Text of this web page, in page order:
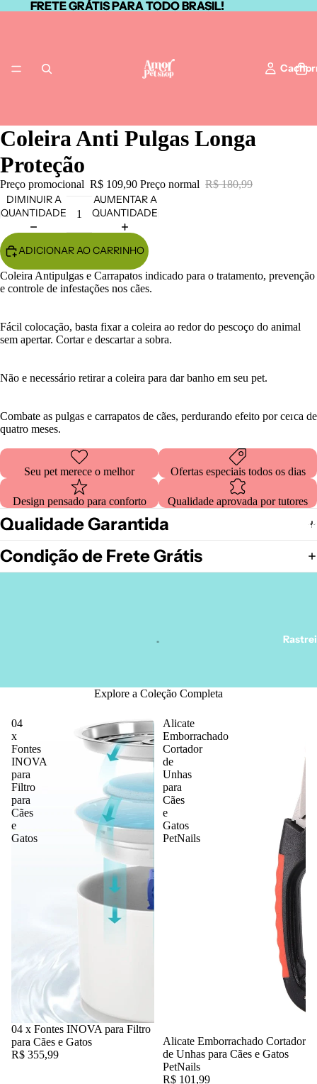
FRETE GRÁTIS PARA TODO BRASIL!
FRETE GRÁTIS PARA TODO BRASIL!
Mais
Coleira Anti Pulgas Longa
Proteção
Preço promocional R$ 109,90 Preço normal R$ 180,99
DIMINUIR A
QUANTIDADE
AUMENTAR A
QUANTIDADE
ADICIONAR AO CARRINHO
Coleira Antipulgas e Carrapatos indicado para o tratamento, prevenção
e controle de infestações nos cães.
Fácil colocação, basta fixar a coleira ao redor do pescoço do animal
sem apertar. Cortar e descartar a sobra.
Não e necessário retirar a coleira para dar banho em seu pet.
Combate as pulgas e carrapatos de cães, perdurando efeito por cerca de
quatro meses.
Seu pet merece o melhor Ofertas especiais todos os dias
Design pensado para conforto Qualidade aprovada por tutores
Qualidade Garantida
Condição de Frete Grátis
Explore a Coleção Completa
04
x
Fontes
INOVA
para
Filtro
para
Cães
e
Gatos
04 x Fontes INOVA para Filtro
para Cães e Gatos
R$ 355,99
Alicate
Emborrachado
Cortador
de
Unhas
para
Cães
e
Gatos
PetNails
Alicate Emborrachado Cortador
de Unhas para Cães e Gatos
PetNails
R$ 101,99